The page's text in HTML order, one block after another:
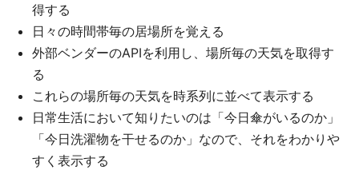
得する
日々の時間帯毎の居場所を覚える
外部ベンダーのAPIを利用し、場所毎の天気を取得す
る
これらの場所毎の天気を時系列に並べて表示する
日常生活において知りたいのは「今日傘がいるのか」
「今日洗濯物を干せるのか」なので、それをわかりや
すく表示する